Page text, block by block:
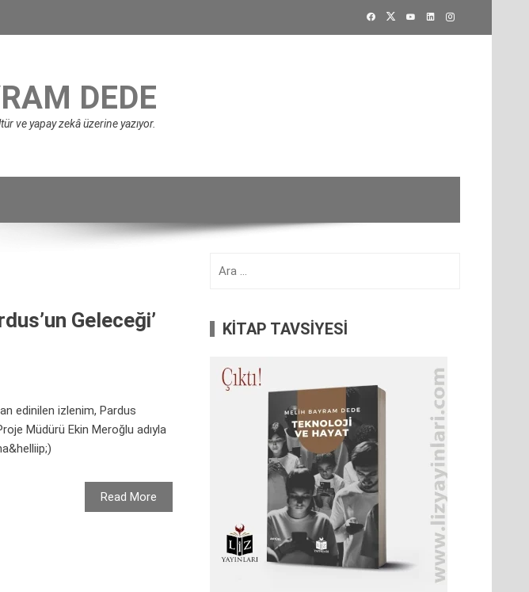
DEDE
ve yapay zekâ üzerine yazıyor.
Geleceği’
edinilen izlenim, Pardus
Müdürü Ekin Meroğlu adıyla
Read More
KİTAP TAVSİYESİ